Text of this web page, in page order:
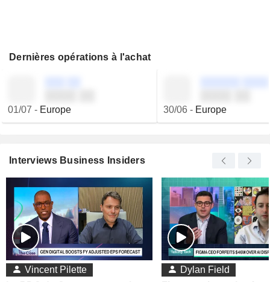
Dernières opérations à l'achat
01/07 - Europe 30/06- Europe
Interviews Business Insiders
Vincent Pilette
Dylan Field